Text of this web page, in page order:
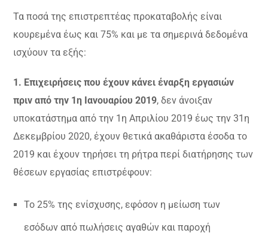
Τα ποσά της επιστρεπτέας προκαταβολής είναι
κουρεμένα έως και 75% και με τα σημερινά δεδομένα
ισχύουν τα εξής:
1. Επιχειρήσεις που έχουν κάνει έναρξη εργασιών
πριν από την 1η Ιανουαρίου 2019, δεν άνοιξαν
υποκατάστημα από την 1η Απριλίου 2019 έως την 31η
Δεκεμβρίου 2020, έχουν θετικά ακαθάριστα έσοδα το
2019 και έχουν τηρήσει τη ρήτρα περί διατήρησης των
θέσεων εργασίας επιστρέφουν:
Το 25% της ενίσχυσης, εφόσον η μείωση των
εσόδων από πωλήσεις αγαθών και παροχή